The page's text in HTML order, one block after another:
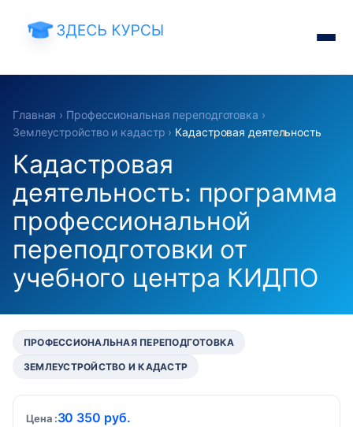
Главная › Профессиональная переподготовка ›
Землеустройство и кадастр › Кадастровая деятельность
Кадастровая
деятельность: программа
профессиональной
переподготовки от
учебного центра КИДПО
ПРОФЕССИОНАЛЬНАЯ ПЕРЕПОДГОТОВКА
ЗЕМЛЕУСТРОЙСТВО И КАДАСТР
Цена 30 350 руб.